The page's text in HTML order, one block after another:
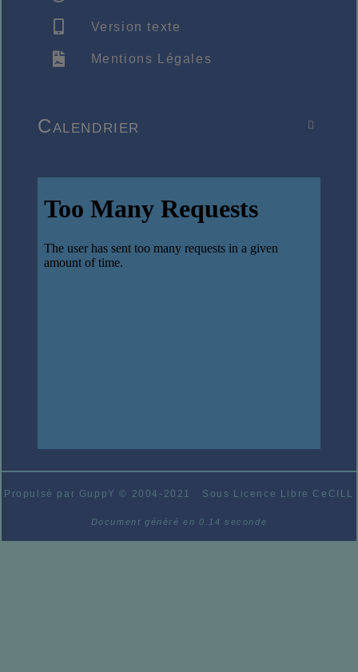
Version texte
Mentions Légales

Calendrier
Propulsé par GuppY© 2004-2021 Sous Licence Libre CeCILL
Document généré en 0.14 seconde